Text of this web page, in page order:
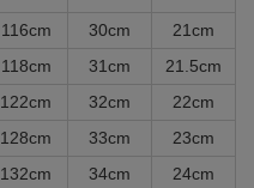
116cm 30cm
21cm
118cm 31cm
21.5cm
122cm 32cm
22cm
128cm 33cm
23cm
132cm 34cm 24cm